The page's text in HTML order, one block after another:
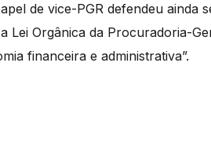
de vice-PGR defendeu ainda
Lei Orgânica da Procuradoria-
financeira e administrativa”.